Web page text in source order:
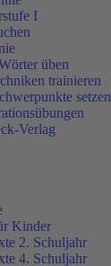
I
üben
trainieren
setzen
Verlag
Kinder
2. Schuljahr
4. Schuljahr